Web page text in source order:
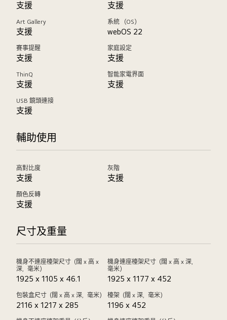
支援 支援
Art Gallery
支援
系統 （OS）
webOS 22
賽事提醒
支援
家庭設定
支援
ThinQ
支援
智能家電界面
支援
USB 鏡頭連接
支援
輔助使用
高對比度
支援
灰階
支援
顏色反轉
支援
尺寸及重量
機身不連座檯架尺寸（闊 x 高 x
深，毫米）
1925 x 1105 x 46.1
機身連座檯架尺寸（闊 x 高 x 深，
毫米）
1925 x 1177 x 452
包裝盒尺寸（闊 x 高 x 深，毫米）
2116 x 1217 x 285
檯架（闊 x 深，毫米）
1196 x 452